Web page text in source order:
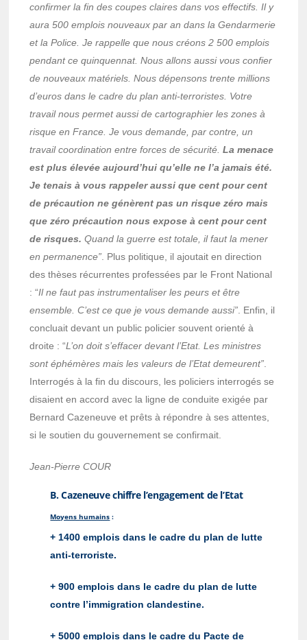
confirmer la fin des coupes claires dans vos effectifs. Il y
aura 500 emplois nouveaux par an dans la Gendarmerie
et la Police. Je rappelle que nous créons 2 500 emplois
pendant ce quinquennat. Nous allons aussi vous confier
de nouveaux matériels. Nous dépensons trente millions
d’euros dans le cadre du plan anti-terroristes. Votre
travail nous permet aussi de cartographier les zones à
risque en France. Je vous demande, par contre, un
travail coordination entre forces de sécurité.La menace
est plus élevée aujourd’hui qu’elle ne l’a jamais été.
Je tenais à vous rappeler aussi que cent pour cent
de précaution ne génèrent pas un risque zéro mais
que zéro précaution nous expose à cent pour cent
de risques. Quand la guerre est totale, il faut la mener
en permanence” . Plus politique, il ajoutait en direction
des thèses récurrentes professées par le Front National
: “Il ne faut pas instrumentaliser les peurs et être
ensemble. C’est ce que je vous demande aussi” . Enfin, il
concluait devant un public policier souvent orienté à
droite : “L’on doit s’effacer devant l’Etat. Les ministres
sont éphémères mais les valeurs de l’Etat demeurent”
Interrogés à la fin du discours, les policiers interrogés se
disaient en accord avec la ligne de conduite exigée par
Bernard Cazeneuve et prêts à répondre à ses attentes,
si le soutien du gouvernement se confirmait.
Jean-Pierre COUR
B. Cazeneuve chiffre l’engagement de l’Etat
Moyens humains :
+ 1400 emplois dans le cadre du plan de lutte
anti-terroriste.
+ 900 emplois dans le cadre du plan de lutte
contre l’immigration clandestine.
+ 5000 emplois dans le cadre du Pacte de